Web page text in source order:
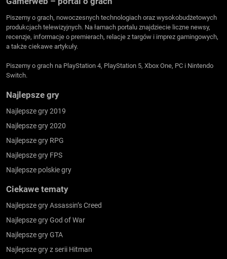
Piszemy o grach, nowoczesnych technologiach oraz wysokobudżetowych
produkcjach telewizyjnych. Na łamach portalu znajdziecie liczne newsy,
recenzje, informacje o premierach, relacje z targów i imprez gamingowych,
a także ciekawe artykuły.
Piszemy o grach na PlayStation 4, PlayStation 5, Xbox One, PC i Nintendo
Switch.
Najlepsze gry
Najlepsze gry 2019
Najlepsze gry 2020
Najlepsze gry RPG
Najlepsze gry FPS
Najlepsze polskie gry
Ciekawe tematy
Najlepsze gry Assassin’s Creed
Najlepsze gry God of War
Najlepsze gry GTA
Najlepsze gry z serii Hitman